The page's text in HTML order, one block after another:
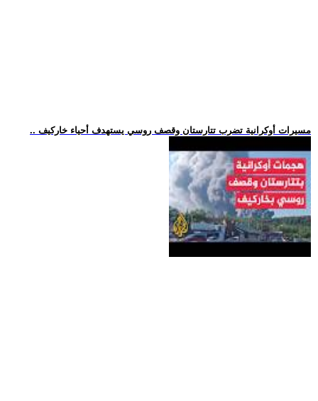
.. مسيرات أوكرانية تضرب تتارستان وقصف روسي يستهدف أحياء خاركيف